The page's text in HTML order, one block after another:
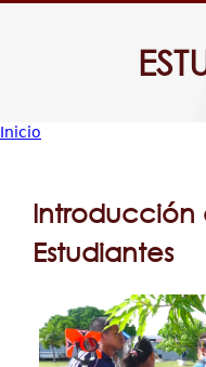
está
aquí
Inicio
Introducción
Estudiantes